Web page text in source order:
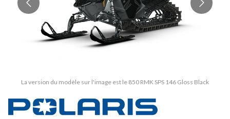
La version du modèle sur l'image est le 850 RMK SPS 146 Gloss Black